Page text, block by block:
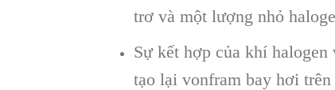
trơ và một lượng nhỏ
Sự kết hợp của khí
tạo lại vonfram bay hơi